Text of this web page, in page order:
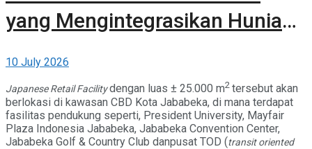
yang Mengintegrasikan Hunian,
Hijau
10 July 2026
JapaneseRetailFacilitydengan luas ± 25.000 m2 tersebut akan
berlokasi di kawasan CBD Kota Jababeka, di mana terdapat
fasilitas pendukung seperti, President University, Mayfair
Plaza Indonesia Jababeka, Jababeka Convention Center,
Jababeka Golf & Country Club danpusat TOD (transit oriented